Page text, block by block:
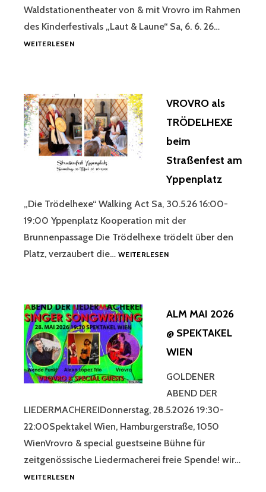
Waldstationentheater von & mit Vrovro im Rahmen
des Kinderfestivals „Laut & Laune“ Sa, 6. 6. 26…
WEITERLESENDIE
IHRE
GELIEBTEN
WALDGEISTER“
WALDSTATIONENTHEATER
@LAUT
&
TIROL
VROVRO als
TRÖDELHEXE
beim
Straßenfest am
Yppenplatz
„Die Trödelhexe“ Walking Act Sa, 30.5.26 16:00-
19:00 Yppenplatz Kooperation mit der
Brunnenpassage Die Trödelhexe trödelt über den
Platz, verzaubert die… WEITERLESENVROVRO
M Y
ALM MAI 2026
@ SPEKTAKEL
WIEN
GOLDENER
ABEND DER
LIEDERMACHEREIDonnerstag, 28.5.2026 19:30-
22:00Spektakel Wien, Hamburgerstraße, 1050
WienVrovro & special guestseine Bühne für
zeitgenössische Liedermacherei freie Spende! wir…
WEITERLESENALM